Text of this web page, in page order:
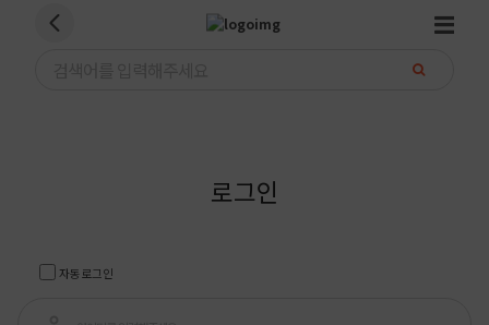
로그인
자동로그인